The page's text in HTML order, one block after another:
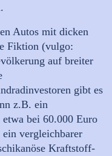
Autos mit dicken
Fiktion (vulgo:
auf breiter
gibt es
z.B. ein
bei 60.000 Euro
vergleichbarer
Kraftstoff-